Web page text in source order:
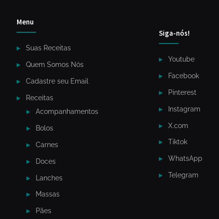
Menu
Suas Receitas
Quem Somos Nós
Cadastre seu Email
Receitas
Acompanhamentos
Bolos
Carnes
Doces
Lanches
Massas
Pães
Siga-nós!
Youtube
Facebook
Pinterest
Instagram
X.com
Tiktok
WhatsApp
Telegram